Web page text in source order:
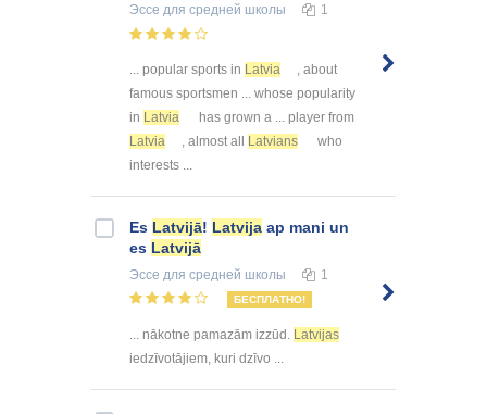
Эссе для средней школы 1
... popular sports in Latvia
, about
famous sportsmen ... whose popularity
in Latvia
has grown a ... player from
Latvia
, almost all Latvians
who
interests ...
Es Latvijā! Latvija ap mani un
es Latvijā
Эссе для средней школы 1
БЕСПЛАТНО!
... nākotne pamazām izzūd. Latvijas
iedzīvotājiem, kuri dzīvo ...